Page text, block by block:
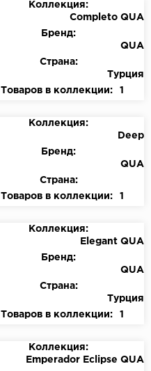
Коллекция:
Completo QUA
Бренд:
QUA
Страна:
Турция
Товаров в коллекции:
1
Коллекция:
Deep
Бренд:
QUA
Страна:
Товаров в коллекции:
1
Коллекция:
Elegant QUA
Бренд:
QUA
Страна:
Турция
Товаров в коллекции:
1
Коллекция:
Emperador Eclipse QUA